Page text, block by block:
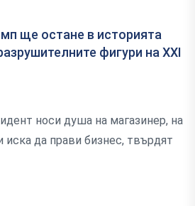
ще остане в историята
фигури на XXI
носи душа на магазинер, на
иска да прави бизнес, твърдят